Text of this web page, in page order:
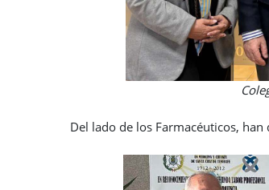
Colegio de
Del lado de los Farmacéuticos,